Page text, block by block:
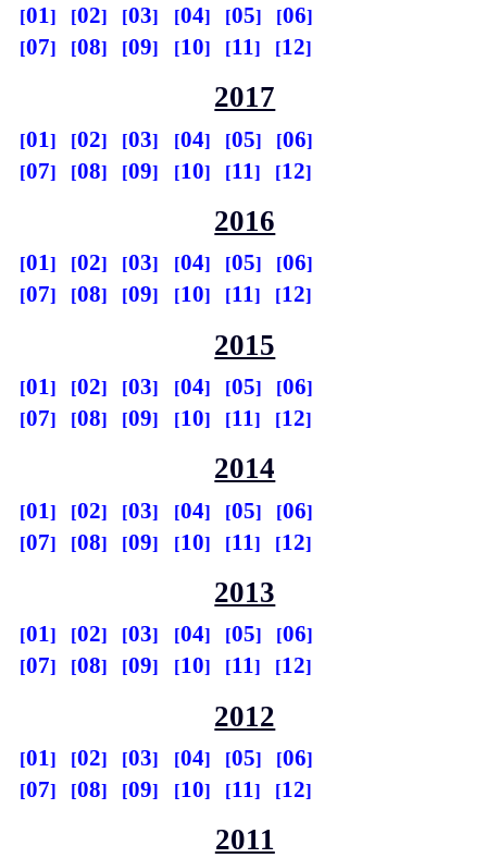
01 02 03 04 05
06
07
08 09 10 11 12
2017
01 02 03 04 05
06
07
08 09 10 11 12
2016
01 02 03 04 05
06
07
08 09 10 11 12
2015
01 02 03 04 05
06
07
08 09 10 11 12
2014
01 02 03 04 05
06
07
08 09 10 11 12
2013
01 02 03 04 05
06
07
08 09 10 11 12
2012
01 02 03 04 05
06
07
08 09 10 11 12
2011